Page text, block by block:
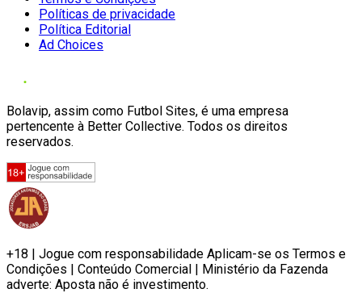
Políticas de privacidade
Política Editorial
Ad Choices
Bolavip, assim como Futbol Sites, é uma empresa
pertencente à Better Collective. Todos os direitos
reservados.
+18 | Jogue com responsabilidade Aplicam-se os Termos e
Condições | Conteúdo Comercial | Ministério da Fazenda
adverte: Aposta não é investimento.